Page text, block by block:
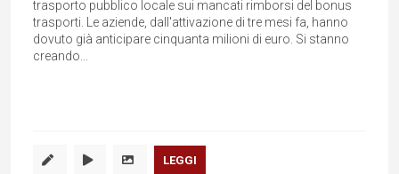
trasporto pubblico locale sui mancati rimborsi del bonus
trasporti. Le aziende, dall'attivazione di tre mesi fa, hanno
dovuto già anticipare cinquanta milioni di euro. Si stanno
creando...
LEGGI